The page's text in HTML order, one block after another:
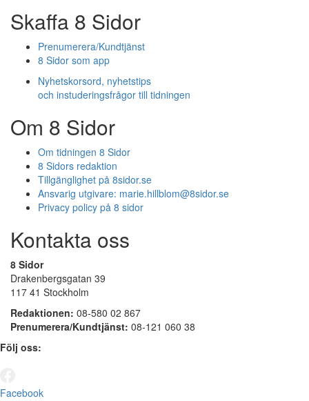
Skaffa 8 Sidor
Prenumerera/Kundtjänst
8 Sidor som app
Nyhetskorsord, nyhetstips
och instuderingsfrågor till tidningen
Om 8 Sidor
Om tidningen 8 Sidor
8 Sidors redaktion
Tillgänglighet på 8sidor.se
Ansvarig utgivare: marie.hillblom@8sidor.se
Privacy policy på 8 sidor
Kontakta oss
8 Sidor
Drakenbergsgatan 39
117 41 Stockholm
Redaktionen: 08-580 02 867
Prenumerera/Kundtjänst: 08-121 060 38
Följ oss:
Facebook